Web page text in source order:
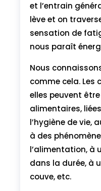
et l’entrain
lève et on
sensation de
nous paraît
Nous
comme cela. Les
elles peuvent
alimentaires,
l’hygiène de vie,
à des
l’alimentation, à
dans la durée, à
couve, etc.